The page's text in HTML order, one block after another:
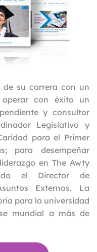
su carrera con un
operar con éxito un
y consultor
Legislativo y
para el Primer
para desempeñar
en The Awty
el Director de
Externos. La
para la universidad
mundial a más de